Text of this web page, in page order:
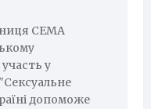
СЕМА
у
допоможе